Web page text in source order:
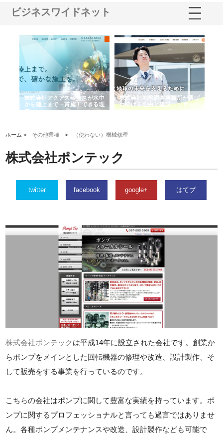
ビジネスワイドネット
株式会社アクアスペースが水中
から陸上まで一貫施工できる理
由
株式会社地盤調査事務所が選ば
れ続ける理由と建設コンサルの
強み
ホーム > その他業種 > （使わない）機械修理
株式会社ポンテック
twitter facebook google+ はてブ
株式会社ポンテック は平成14年に設立された会社です。創業か
らポンプをメインとした回転機器の修理や改造、設計製作、そ
して販売をする事業を行っているのです。
こちらの会社はポンプに関して豊富な実績を持っています。ポ
ンプに関するプロフェッショナルと言っても過言ではありませ
ん。各種ポンプメンテナンスや改造、設計製作なども可能で